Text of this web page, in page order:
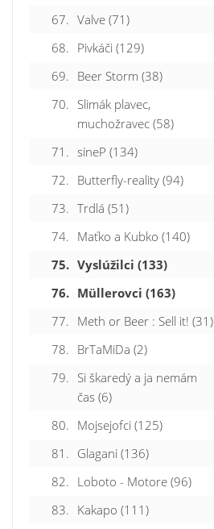
67. Valve (71)
68. Pivkáči (129)
69. Beer Storm (38)
70. Slimák plavec,
muchožravec (58)
71. sineP (134)
72. Butterfly-reality (94)
73. Trdlá (51)
74. Maťko a Kubko (140)
75. Vyslúžilci (133)
76. Müllerovci (163)
77. Meth or Beer : Sell it! (31)
78. BrTaMiDa (2)
79. Si škaredý a ja nemám
čas (6)
80. Mojsejofci (125)
81. Glagani (136)
82. Loboto - Motore (96)
83. Kakapo (111)